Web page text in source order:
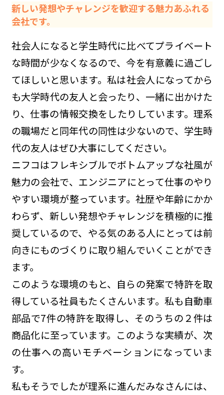
新しい発想やチャレンジを歓迎する魅力あふれる
会社です。
社会人になると学生時代に比べてプライベート
な時間が少なくなるので、今を有意義に過ごし
てほしいと思います。私は社会人になってから
も大学時代の友人と会ったり、一緒に出かけた
り、仕事の情報交換をしたりしています。理系
の職場だと同年代の同性は少ないので、学生時
代の友人はぜひ大事にしてください。
ニフコはフレキシブルでボトムアップな社風が
魅力の会社で、エンジニアにとって仕事のやり
やすい環境が整っています。社歴や年齢にかか
わらず、新しい発想やチャレンジを積極的に推
奨しているので、やる気のある人にとっては前
向きにものづくりに取り組んでいくことができ
ます。
このような環境のもと、自らの発案で特許を取
得している社員もたくさんいます。私も自動車
部品で7件の特許を取得し、そのうちの２件は
商品化に至っています。このような実績が、次
の仕事への高いモチベーションになっていま
す。
私もそうでしたが理系に進んだみなさんには、